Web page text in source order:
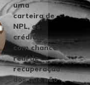
uma
carteira de
NPL, os
créditos
com chance
real de
recuperação
dos que não